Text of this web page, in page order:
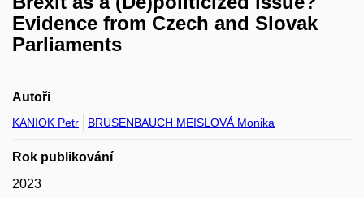
Evidence from Czech and Slovak
Parliaments
Autoři
KANIOK Petr BRUSENBAUCH MEISLOVÁ Monika
Rok publikování
2023